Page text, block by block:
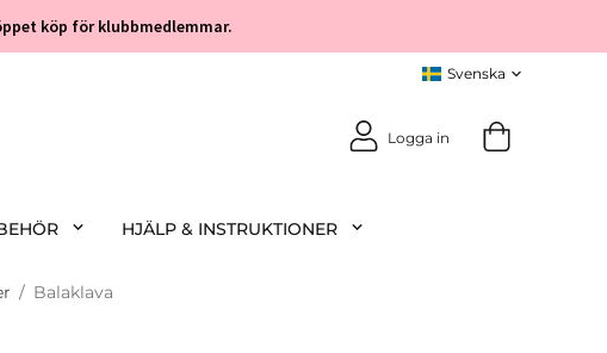
köp för klubbmedlemmar.
Logga in
HJÄLP & INSTRUKTIONER
/ Balaklava